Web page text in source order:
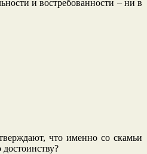
и востребованности – ни в
что именно со скамьи